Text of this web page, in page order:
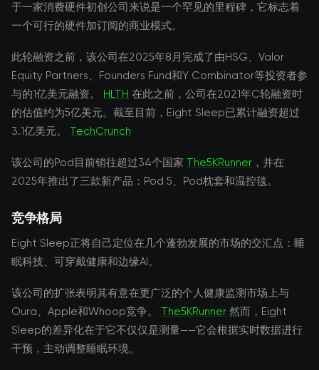
于一家消费硬件初创公司来说是一个罕见的里程碑，它标志着
一个可行的硬件加订阅的商业模式。
此轮融资之前，该公司在2025年8月完成了由HSG、Valor
Equity Partners、Founders Fund和Y Combinator等投资者参
与的1亿美元融资。 HLTH 在此之前，公司在2021年C轮融资时
的估值约为5亿美元。截至目前，Eight Sleep已累计融资超过
3.1亿美元。 TechCrunch
该公司的Pod目前销往超过34个国家 The5KRunner ，并在
2025年推出了三款新产品：Pod 5、Pod枕套和温控毯。
竞争格局
Eight Sleep正将自己定位在几个蓬勃发展的市场的交汇点：睡
眠科技、可穿戴健康和边缘AI。
该公司的扩张表明其有意在更广泛的个人健康监测市场上与
Oura、Apple和Whoop竞争。 The5KRunner 然而，Eight
Sleep的差异化在于它不仅仅是测量——它会根据实时数据进行
干预，主动调整睡眠环境。